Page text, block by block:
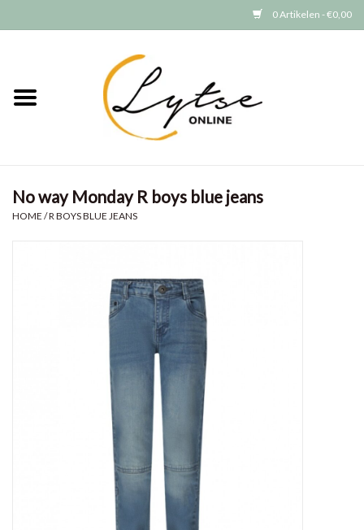
0 Artikelen - €0,00
Meisjes
GRATIS VERZENDEN (vanaf EUR
No way Monday R boys blue jeans
HOME /R BOYS BLUE JEANS